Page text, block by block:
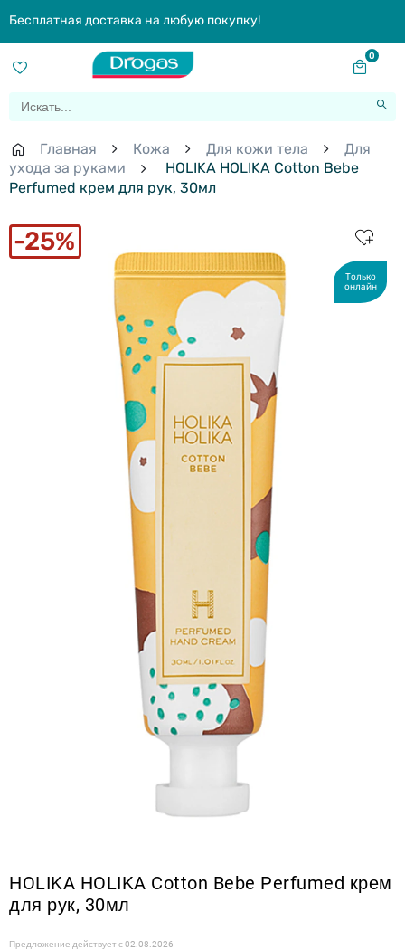
Бесплатная доставка на любую покупку!
0
Главная Кожа Для кожи тела
Для
ухода за руками
HOLIKA HOLIKA Cotton Bebe
Perfumed крем для рук, 30мл
25%
Только
онлайн
HOLIKA HOLIKA Cotton Bebe Perfumed крем
для рук, 30мл
Предложение действует с02.08.2026 -